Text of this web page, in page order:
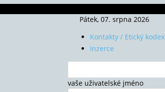
Pátek, 07. srpna 2026
Kontakty / Etický kodex
Inzerce
vaše uživatelské jméno